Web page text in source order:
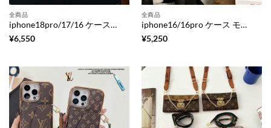
全商品
iphone18pro/17/16 ケース 手帳 型 ハイ ブランド 手帳 型 iphone18promax/17air/16plus ケース デニム ルイヴィトン iphone16pro/16promaxケース 手帳型 スマホケース 財布 一体 ブランド iphone15/15pro/14pro ケース ポケット 付き iphoneケース レザー ブランド
¥6,550
全商品
iphone16/16pro ケース モテ る メンズ クロム ハーツ スマホ ケース iphone15プロ/15 ケース メンズ ブランド iphone14/13/12 ケース ブラック スマホケース 男子 高校生 人気
¥5,250